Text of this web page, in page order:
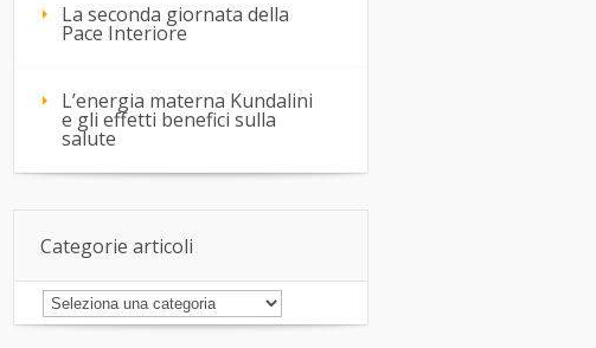
La seconda giornata della
Pace Interiore
L’energia materna Kundalini
e gli effetti benefici sulla
salute
Categorie articoli
Categorie
articoli